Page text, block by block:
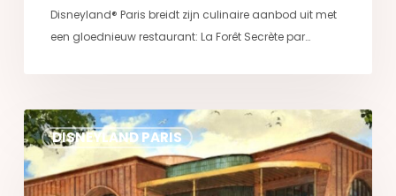
Disneyland® Paris breidt zijn culinaire aanbod uit met
een gloednieuw restaurant: La Forêt Secrète par…
DISNEYLAND PARIS
Nieuw
in
2026:
Casa